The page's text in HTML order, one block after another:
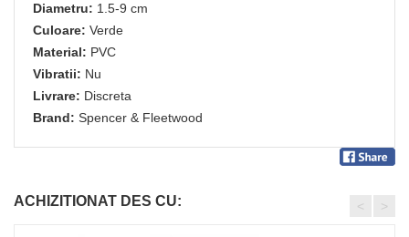
Diametru: 1.5-9 cm
Culoare: Verde
Material: PVC
Vibratii: Nu
Livrare: Discreta
Brand: Spencer & Fleetwood
ACHIZITIONAT DES CU: < >